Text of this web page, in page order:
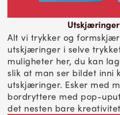
Alt vi trykker og
utskjæringer i selve
muligheter her, du kan
slik at man ser bildet inni
utskjæringer. Esker med
bordryttere med pop-
det nesten bare